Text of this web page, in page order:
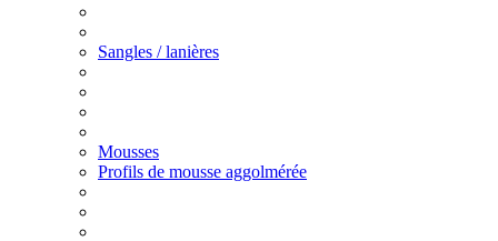
Sangles / lanières
Mousses
Profils de mousse aggolmérée